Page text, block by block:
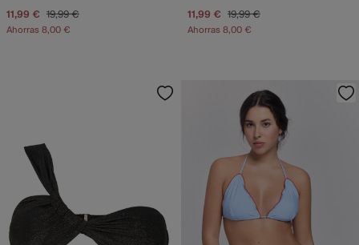
11,99 € 19,99 €
Ahorras8,00 €
11,99 € 19,99 €
Ahorras8,00 €